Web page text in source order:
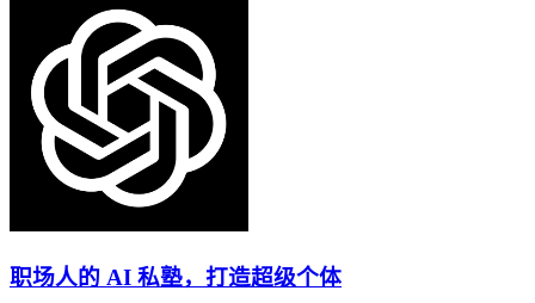
职场人的 AI 私塾，打造超级个体